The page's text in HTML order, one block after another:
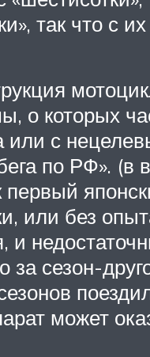
так что с
о которых
или с
по РФ».
первый
или без
и
за сезон-
может